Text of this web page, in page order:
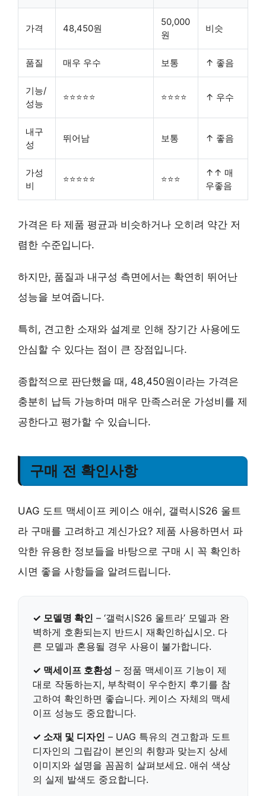
가격 48,450원
50,000
원
비슷
품질 매우 우수 보통 ↑ 좋음
기능/
성능
⭐⭐⭐⭐⭐ ⭐⭐⭐⭐ ↑ 우수
내구
성
뛰어남 보통 ↑ 좋음
가성
비
⭐⭐⭐⭐⭐ ⭐⭐⭐
↑↑ 매
우좋음
가격은 타 제품 평균과 비슷하거나 오히려 약간 저
렴한 수준입니다.
하지만, 품질과 내구성 측면에서는 확연히 뛰어난
성능을 보여줍니다.
특히, 견고한 소재와 설계 로 인해 장기간 사용에도
안심할 수 있다는 점이 큰 장점입니다.
종합적으로 판단했을 때, 48,450원이라는 가격은
충분히 납득 가능하며 매우 만족스러운 가성비를 제
공한다고 평가할 수 있습니다.
구매 전 확인사항
UAG 도트 맥세이프 케이스 애쉬, 갤럭시S26 울트
라 구매를 고려하고 계신가요? 제품 사용하면서 파
악한 유용한 정보들을 바탕으로 구매 시 꼭 확인하
시면 좋을 사항들을 알려드립니다.
✓ 모델명 확인 – ‘갤럭시S26 울트라’ 모델과 완
벽하게 호환되는지 반드시 재확인하십시오. 다
른 모델과 혼용될 경우 사용이 불가합니다.
✓ 맥세이프 호환성 – 정품 맥세이프 기능이 제
대로 작동하는지, 부착력이 우수한지 후기를 참
고하여 확인하면 좋습니다. 케이스 자체의 맥세
이프 성능도 중요합니다.
✓ 소재 및 디자인 – UAG 특유의 견고함과 도트
디자인의 그립감이 본인의 취향과 맞는지 상세
이미지와 설명을 꼼꼼히 살펴보세요. 애쉬 색상
의 실제 발색도 중요합니다.